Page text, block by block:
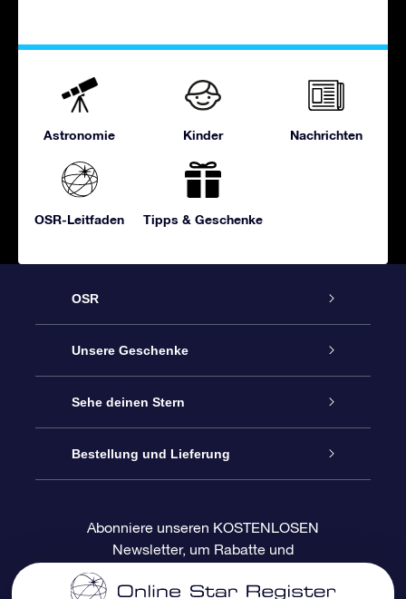
Astronomie Kinder Nachrichten
OSR-Leitfaden Tipps & Geschenke
OSR
Service
Kontakt
Blog
Bewertungen
Unsere Geschenke
Sterne schenken
OSR-Geschenkpaket
OSR-Geschenkgutschein
Sehe deinen Stern
Sternregister
Personalisierte Sternseite
Bestellung und Lieferung
Zahlungsinformationen
Abonniere unseren KOSTENLOSEN
Newsletter, um Rabatte und